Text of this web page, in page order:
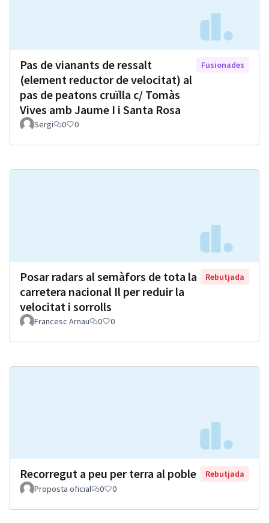
Pas de vianants de ressalt
(element reductor de velocitat) al
pas de peatons cruïlla c/ Tomàs
Vives amb Jaume I i Santa Rosa
Fusionades
Sergi 0 0
Posar radars al semàfors de tota la
carretera nacional Il per reduir la
velocitat i sorrolls
Rebutjada
Francesc Arnau 0 0
Recorregut a peu per terra al poble
Rebutjada
Proposta oficial
0 0